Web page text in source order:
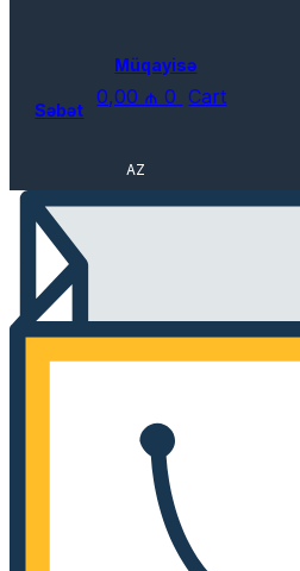
Müqayisə
0,00 ₼ 0 Cart
Səbət
AZ